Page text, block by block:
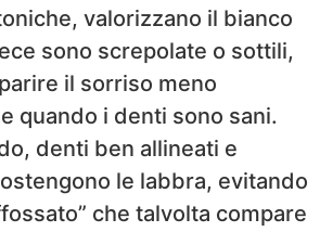
valorizzano il bianco
sono screpolate o sottili,
il sorriso meno
quando i denti sono sani.
denti ben allineati e
le labbra, evitando
che talvolta compare